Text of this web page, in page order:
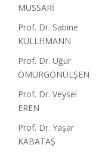
MUSSARİ
Prof. Dr. Sabine
KULLHMANN
Prof. Dr. Uğur
ÖMÜRGÖNÜLŞEN
Prof. Dr. Veysel
EREN
Prof. Dr. Yaşar
KABATAŞ